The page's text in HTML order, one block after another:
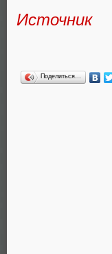
Источник
Поделиться…